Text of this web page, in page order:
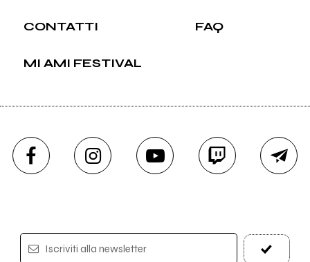
CONTATTI FAQ
MI AMI FESTIVAL
Iscriviti alla newsletter